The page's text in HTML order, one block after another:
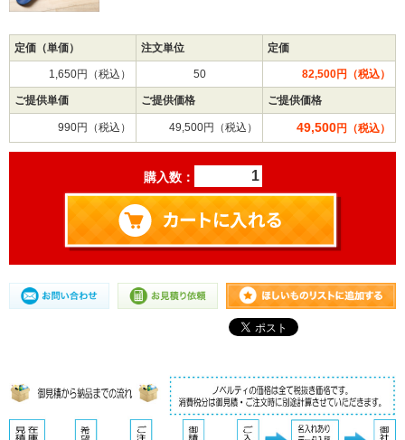
定価（単価） 注文単位 定価
1,650円（税込） 50 82,500円（税込）
ご提供単価 ご提供価格 ご提供価格
990円（税込） 49,500円（税込） 49,500円（税込）
購入数：